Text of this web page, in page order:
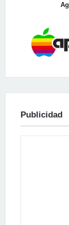
Publicidad